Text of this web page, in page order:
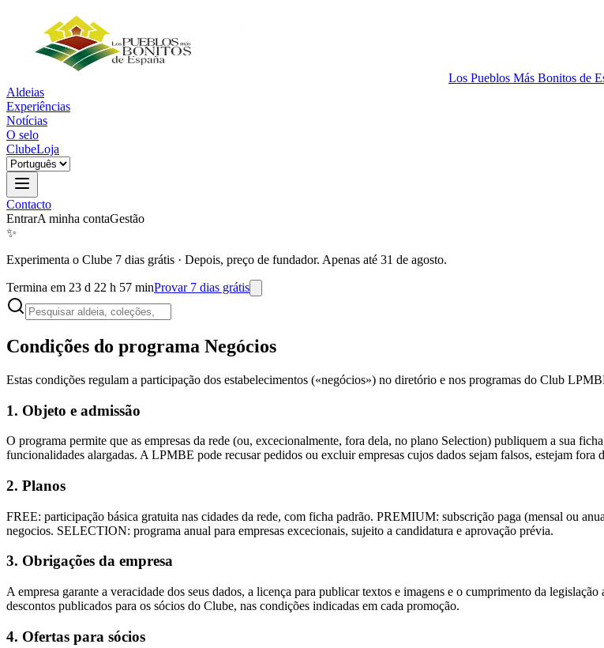
Los Pueblos Más Bonitos de
Aldeias
Experiências
Notícias
O selo
ClubeLoja
Contacto
EntrarA minha contaGestão
✨
Experimenta o Clube 7 dias grátis · Depois, preço de fundador. Apenas até 31 de agosto.
Termina em 23 d 22 h 57 minProvar 7 dias grátis
Condições do programa Negócios
Estas condições regulam a participação dos estabelecimentos («negócios») no diretório e nos programas do Club
1. Objeto e admissão
O programa permite que as empresas da rede (ou, excecionalmente, fora dela, no plano Selection) publiquem a sua
funcionalidades alargadas. A LPMBE pode recusar pedidos ou excluir empresas cujos dados sejam falsos, estejam fora
2. Planos
FREE: participação básica gratuita nas cidades da rede, com ficha padrão. PREMIUM: subscrição paga (mensal ou
negocios. SELECTION: programa anual para empresas excecionais, sujeito a candidatura e aprovação prévia.
3. Obrigações da empresa
A empresa garante a veracidade dos seus dados, a licença para publicar textos e imagens e o cumprimento da
descontos publicados para os sócios do Clube, nas condições indicadas em cada promoção.
4. Ofertas para sócios